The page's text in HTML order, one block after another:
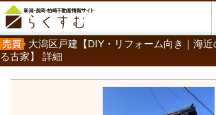
大潟区戸建【DIY・リフォーム向き｜海近
る古家】 詳細